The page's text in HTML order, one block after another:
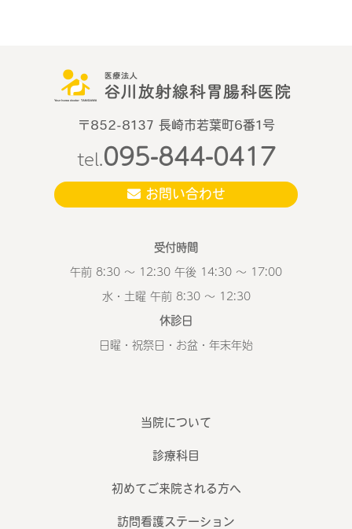
〒852-8137 長崎市若葉町6番1号
tel.095-844-0417
お問い合わせ
受付時間
午前 8:30 ～ 12:30 午後 14:30 ～ 17:00
水・土曜 午前 8:30 ～ 12:30
休診日
日曜・祝祭日・お盆・年末年始
当院について
診療科目
初めてご来院される方へ
訪問看護ステーション